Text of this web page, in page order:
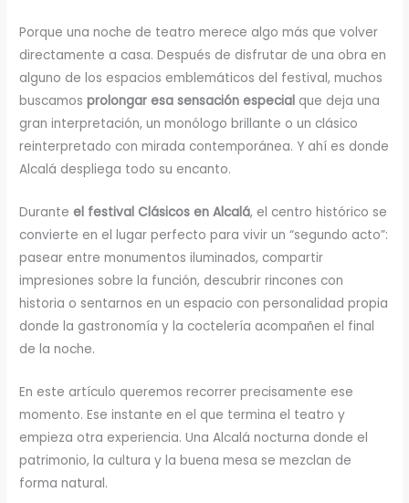
Porque una noche de teatro merece algo más que volver
directamente a casa. Después de disfrutar de una obra en
alguno de los espacios emblemáticos del festival, muchos
buscamosprolongar esa sensación especial que deja una
gran interpretación, un monólogo brillante o un clásico
reinterpretado con mirada contemporánea. Y ahí es donde
Alcalá despliega todo su encanto.
Duranteel festival Clásicos en Alcalá, el centro histórico se
convierte en el lugar perfecto para vivir un “segundo acto”:
pasear entre monumentos iluminados, compartir
impresiones sobre la función, descubrir rincones con
historia o sentarnos en un espacio con personalidad propia
donde la gastronomía y la coctelería acompañen el final
de la noche.
En este artículo queremos recorrer precisamente ese
momento. Ese instante en el que termina el teatro y
empieza otra experiencia. Una Alcalá nocturna donde el
patrimonio, la cultura y la buena mesa se mezclan de
forma natural.